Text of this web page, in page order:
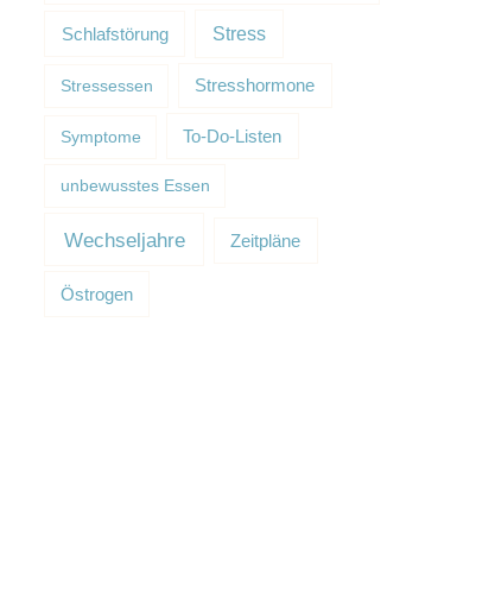
Schlafstörung Stress
Stressessen Stresshormone
Symptome To-Do-Listen
unbewusstes Essen
Wechseljahre Zeitpläne
Östrogen